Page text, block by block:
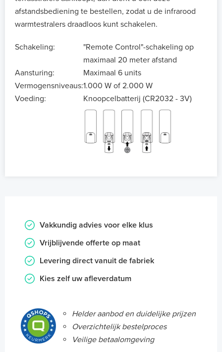
afstandsbediening te bestellen, zodat u de infrarood
warmtestralers draadloos kunt schakelen.
Schakeling:
"Remote Control"-schakeling op
maximaal 20 meter afstand
Aansturing:
Maximaal 6 units
Vermogensniveaus:1.000 W of 2.000 W
Voeding:
Knoopcelbatterij (CR2032 - 3V)
Vakkundig advies voor elke klus
Vrijblijvende offerte op maat
Levering direct vanuit de fabriek
Kies zelf uw afleverdatum
Helder aanbod en duidelijke prijzen
Overzichtelijk bestelproces
Veilige betaalomgeving